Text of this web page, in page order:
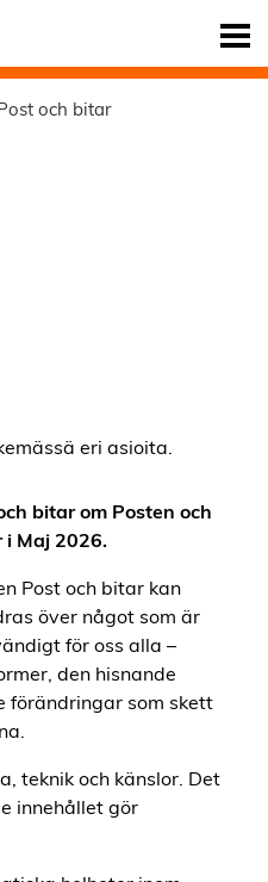
och bitar
bitar om Posten och
i Maj 2026.
Post och bitar kan
över något som är
för oss alla –
den hisnande
förändringar som skett
teknik och känslor. Det
innehållet gör